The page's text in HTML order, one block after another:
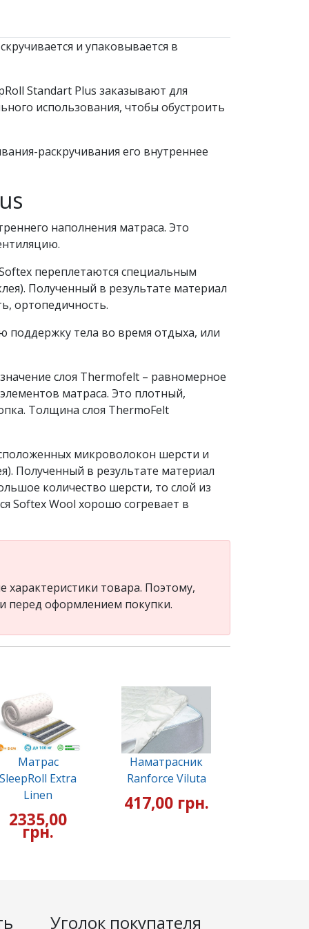
и упаковывается в
Standart Plus заказывают для
использования, чтобы обустроить
раскручивания его внутреннее
наполнения матраса. Это
переплетаются специальным
Полученный в результате материал
ортопедичность.
поддержку тела во время отдыха, или
слоя Thermofelt – равномерное
матраса. Это плотный,
Толщина слоя ThermoFelt
микроволокон шерсти и
Полученный в результате материал
количество шерсти, то слой из
Softex Wool хорошо согревает в
товара. Поэтому,
перед оформлением покупки.
Матрас
SleepRoll Extra
Linen
2335,00
грн.
Наматрасник
Ranforce Viluta
417,00 грн.
Уголок покупателя